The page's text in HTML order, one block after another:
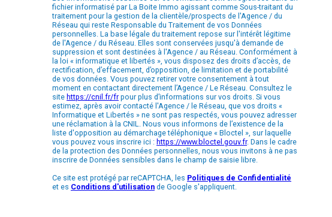
fichier informatisé par La Boite Immo agissant comme Sous-traitant du
traitement pour la gestion de la clientèle/prospects de l'Agence / du
Réseau qui reste Responsable du Traitement de vos Données
personnelles. La base légale du traitement repose sur l'intérêt légitime
de l'Agence / du Réseau. Elles sont conservées jusqu'à demande de
suppression et sont destinées à l'Agence / au Réseau. Conformément à
la loi « informatique et libertés », vous disposez des droits d’accès, de
rectification, d’effacement, d’opposition, de limitation et de portabilité
de vos données. Vous pouvez retirer votre consentement à tout
moment en contactant directement l’Agence / Le Réseau. Consultez le
site https://cnil.fr/frpour plus d’informations sur vos droits. Si vous
estimez, après avoir contacté l'Agence / le Réseau, que vos droits «
Informatique et Libertés » ne sont pas respectés, vous pouvez adresser
une réclamation à la CNIL. Nous vous informons de l’existence de la
liste d'opposition au démarchage téléphonique « Bloctel », sur laquelle
vous pouvez vous inscrire ici : https://www.bloctel.gouv.fr. Dans le cadre
de la protection des Données personnelles, nous vous invitons à ne pas
inscrire de Données sensibles dans le champ de saisie libre.
Ce site est protégé par reCAPTCHA, les Politiques de Confidentialité
et es Conditions d'utilisation de Google s'appliquent.